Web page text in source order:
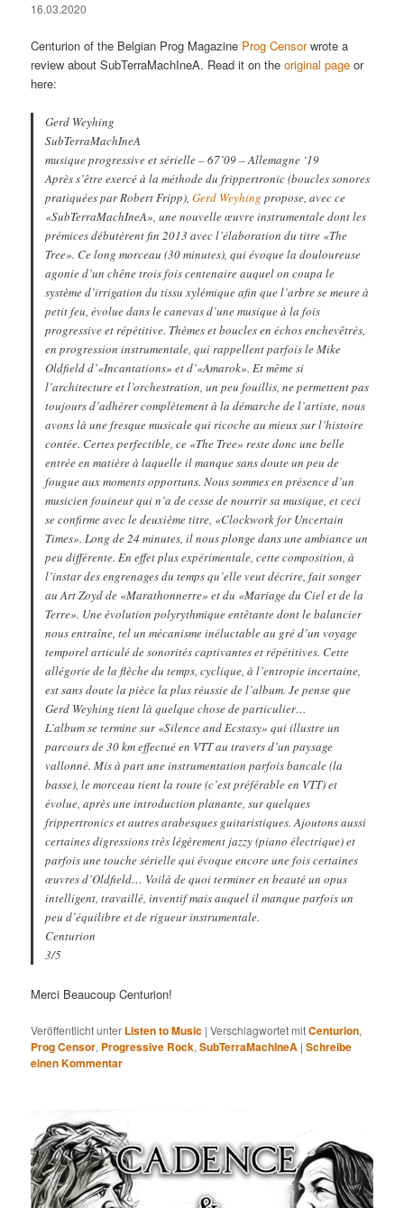
16.03.2020
Centurion of the Belgian Prog Magazine Prog Censorwrote a
review about SubTerraMachIneA. Read it on theoriginal page or
here:
Gerd Weyhing
SubTerraMachIneA
musique progressive et sérielle – 67’09 – Allemagne ‘19
Après s’être exercé à la méthode du frippertronic (boucles sonores
pratiquées par Robert Fripp),Gerd Weyhing propose, avec ce
«SubTerraMachIneA», une nouvelle œuvre instrumentale dont les
prémices débutèrent fin 2013 avec l’élaboration du titre «The
Tree». Ce long morceau (30 minutes), qui évoque la douloureuse
agonie d’un chêne trois fois centenaire auquel on coupa le
système d’irrigation du tissu xylémique afin que l’arbre se meure à
petit feu, évolue dans le canevas d’une musique à la fois
progressive et répétitive. Thèmes et boucles en échos enchevêtrés,
en progression instrumentale, qui rappellent parfois le Mike
Oldfield d’«Incantations» et d’«Amarok». Et même si
l’architecture et l’orchestration, un peu fouillis, ne permettent pas
toujours d’adhérer complètement à la démarche de l’artiste, nous
avons là une fresque musicale qui ricoche au mieux sur l’histoire
contée. Certes perfectible, ce «The Tree» reste donc une belle
entrée en matière à laquelle il manque sans doute un peu de
fougue aux moments opportuns. Nous sommes en présence d’un
musicien fouineur qui n’a de cesse de nourrir sa musique, et ceci
se confirme avec le deuxième titre, «Clockwork for Uncertain
Times». Long de 24 minutes, il nous plonge dans une ambiance un
peu différente. En effet plus expérimentale, cette composition, à
l’instar des engrenages du temps qu’elle veut décrire, fait songer
au Art Zoyd de «Marathonnerre» et du «Mariage du Ciel et de la
Terre». Une évolution polyrythmique entêtante dont le balancier
nous entraîne, tel un mécanisme inéluctable au gré d’un voyage
temporel articulé de sonorités captivantes et répétitives. Cette
allégorie de la flèche du temps, cyclique, à l’entropie incertaine,
est sans doute la pièce la plus réussie de l’album. Je pense que
Gerd Weyhing tient là quelque chose de particulier…
L’album se termine sur «Silence and Ecstasy» qui illustre un
parcours de 30 km effectué en VTT au travers d’un paysage
vallonné. Mis à part une instrumentation parfois bancale (la
basse), le morceau tient la route (c’est préférable en VTT) et
évolue, après une introduction planante, sur quelques
frippertronics et autres arabesques guitaristiques. Ajoutons aussi
certaines digressions très légèrement jazzy (piano électrique) et
parfois une touche sérielle qui évoque encore une fois certaines
œuvres d’Oldfield… Voilà de quoi terminer en beauté un opus
intelligent, travaillé, inventif mais auquel il manque parfois un
peu d’équilibre et de rigueur instrumentale.
Centurion
3/5
Merci Beaucoup Centurion!
Veröffentlicht unter Listen to Music |Verschlagwortet mitCenturion,
Prog Censor, Progressive Rock,SubTerraMachIneA |Schreibe
einen Kommentar